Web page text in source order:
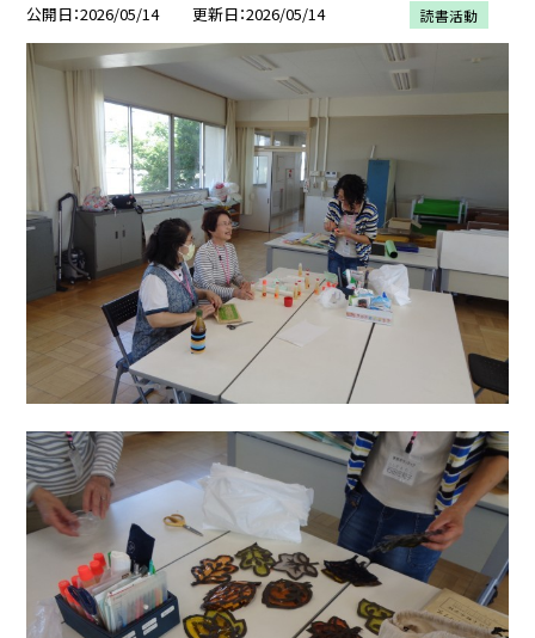
公開日 2026/05/14 更新日 2026/05/14 読書活動